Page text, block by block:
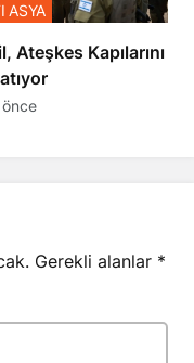
Ateşkes Kapılarını
ASYA
Gerekli alanlar *